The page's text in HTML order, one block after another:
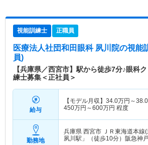
視能訓練士 正職員
医療法人社団和田眼科 夙川院の視能
員)
【兵庫県／西宮市】駅から徒歩7分♪眼科
練士募集＜正社員＞
給与
【モデル月収】 34.0万円～38.0
450万円～600万円 程度
勤務地
兵庫県 西宮市 ＪＲ東海道本線
夙川駅」（徒歩10分）阪急神